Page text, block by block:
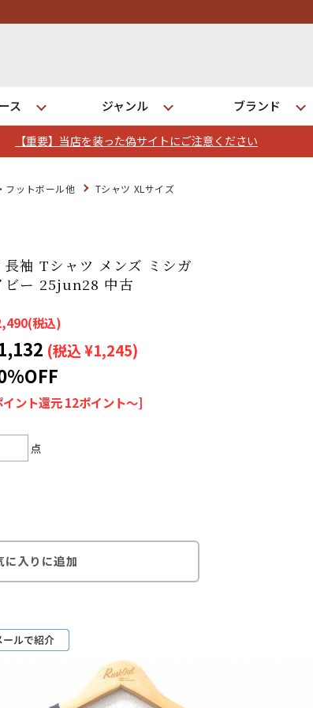
【重要】当店を装った偽サイトにご注意ください
ス ジャンル ブランド
フットボール他 Tシャツ XLサイズ
袖 Tシャツ メンズ ミシガ
ビー 25jun28 中古
(税込)
(税込 ¥1,245)
イント還元 12ポイント～]
点